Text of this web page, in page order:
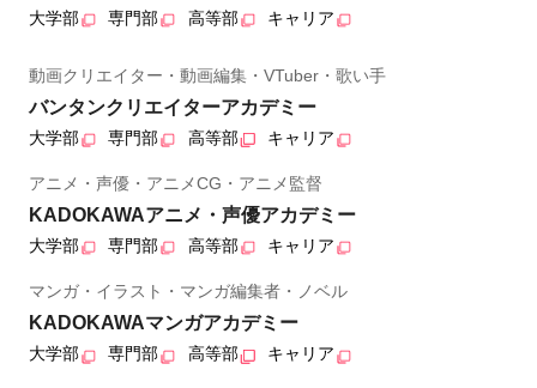
大学部 専門部 高等部 キャリア
動画クリエイター・動画編集・VTuber・歌い手
バンタンクリエイターアカデミー
大学部 専門部 高等部 キャリア
アニメ・声優・アニメCG・アニメ監督
KADOKAWAアニメ・声優アカデミー
大学部 専門部 高等部 キャリア
マンガ・イラスト・マンガ編集者・ノベル
KADOKAWAマンガアカデミー
大学部 専門部 高等部 キャリア